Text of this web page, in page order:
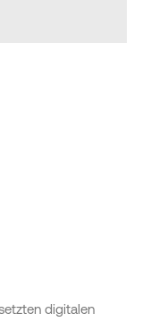
digitalen